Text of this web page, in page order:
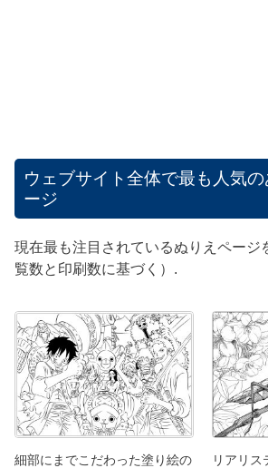
ウェブサイト全体で最も人気
ージ
現在最も注目されているぬりえページ
覧数と印刷数に基づく）.
細部にまでこだわった塗り絵の
リアリス